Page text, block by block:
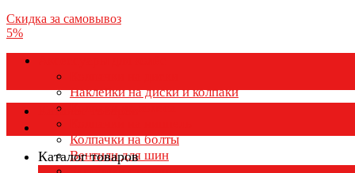
Скидка за самовывоз
5%
Наклейки на диски и колпаки
Колпаки на колеса
Колпачки на болты
Вентили для шин
Каталог товаров
Каталог товаров